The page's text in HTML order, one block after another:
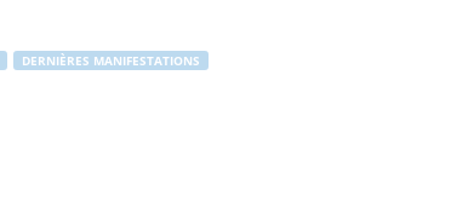
DERNIÈRES MANIFESTATIONS